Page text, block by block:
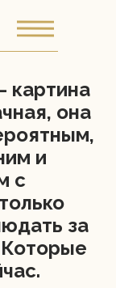
картина
она
и
с
за